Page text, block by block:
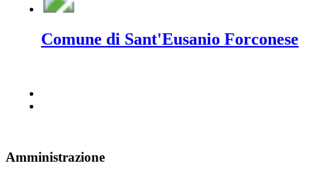
Comune di Sant'Eusanio Forconese
Amministrazione